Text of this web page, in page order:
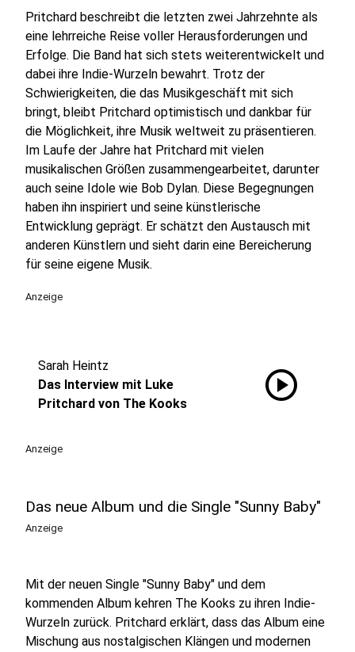
Pritchard beschreibt die letzten zwei Jahrzehnte als
eine lehrreiche Reise voller Herausforderungen und
Erfolge. Die Band hat sich stets weiterentwickelt und
dabei ihre Indie-Wurzeln bewahrt. Trotz der
Schwierigkeiten, die das Musikgeschäft mit sich
bringt, bleibt Pritchard optimistisch und dankbar für
die Möglichkeit, ihre Musik weltweit zu präsentieren.
Im Laufe der Jahre hat Pritchard mit vielen
musikalischen Größen zusammengearbeitet, darunter
auch seine Idole wie Bob Dylan. Diese Begegnungen
haben ihn inspiriert und seine künstlerische
Entwicklung geprägt. Er schätzt den Austausch mit
anderen Künstlern und sieht darin eine Bereicherung
für seine eigene Musik.
Anzeige
Sarah Heintz
Das Interview mit Luke
Pritchard von The Kooks
play_circle
Anzeige
Das neue Album und die Single "Sunny Baby"
Anzeige
Mit der neuen Single "Sunny Baby" und dem
kommenden Album kehren The Kooks zu ihren Indie-
Wurzeln zurück. Pritchard erklärt, dass das Album eine
Mischung aus nostalgischen Klängen und modernen